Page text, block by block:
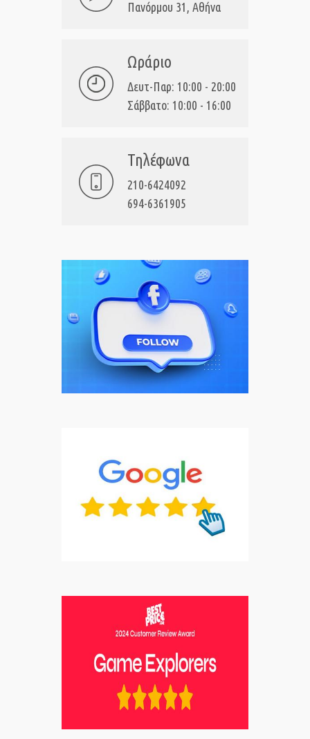
Πανόρμου 31, Αθήνα
Ωράριο
Δευτ-Παρ: 10:00 - 20:00
Σάββατο: 10:00 - 16:00
Τηλέφωνα
210-6424092
694-6361905